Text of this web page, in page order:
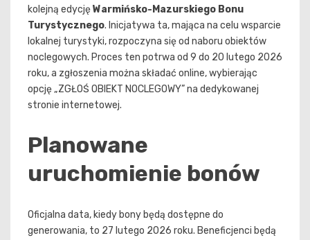
kolejną edycjęWarmińsko-Mazurskiego Bonu
Turystycznego. Inicjatywa ta, mająca na celu wsparcie
lokalnej turystyki, rozpoczyna się od naboru obiektów
noclegowych. Proces ten potrwa od 9 do 20 lutego 2026
roku, a zgłoszenia można składać online, wybierając
opcję „ZGŁOŚ OBIEKT NOCLEGOWY” na dedykowanej
stronie internetowej.
Planowane
uruchomienie bonów
Oficjalna data, kiedy bony będą dostępne do
generowania, to 27 lutego 2026 roku. Beneficjenci będą